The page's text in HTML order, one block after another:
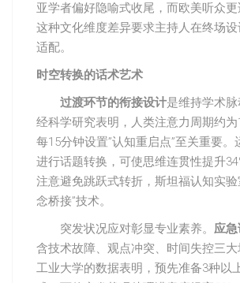
亚学者偏好隐喻式收尾，而欧美听众更
这种文化维度差异要求主持人在终场
适配。
时空转换的话术艺术
过渡环节的衔接设计是维持学术
经科学研究表明，人类注意力周期约
每15分钟设置”认知重启点”至关重要。
进行话题转换，可使思维连贯性提升
注意避免跳跃式转折，斯坦福认知实验
念桥接”技术。
突发状况应对彰显专业素养。 应
含技术故障、观点冲突、时间失控三
工业大学的数据表明，预先准备3种以